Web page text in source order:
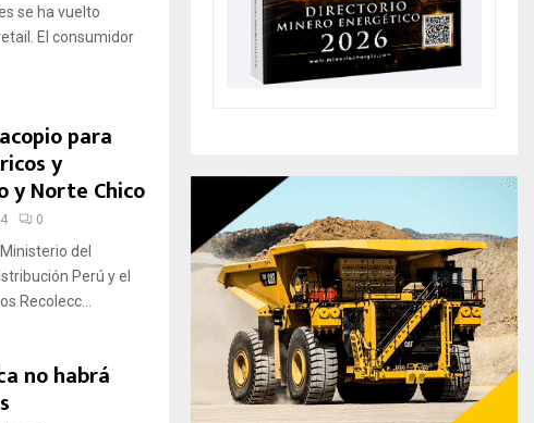
se ha vuelto
El consumidor
para
y
y Norte Chico
0
del
Perú y el
Recolecc...
no habrá